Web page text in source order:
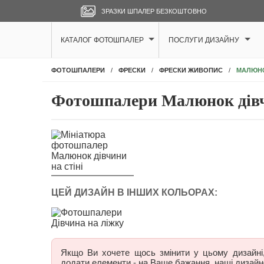
ЗРАЗКИ ШПАЛЕР БЕЗКОШТОВНО
КАТАЛОГ ФОТОШПАЛЕР ПОСЛУГИ ДИЗАЙНУ
ФОТОШПАЛЕРИ ФРЕСКИ ФРЕСКИ ЖИВОПИС
Фотошпалери Малюнок
ЦЕЙ ДИЗАЙН В ІНШИХ КОЛЬОРАХ:
Якщо Ви хочете щось змінити у цьому дизайні,